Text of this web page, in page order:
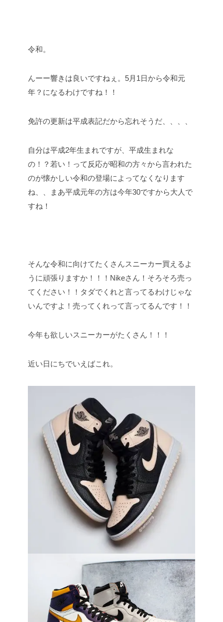
令和。
んーー響きは良いですねぇ。5月1日から令和元
年？になるわけですね！！
免許の更新は平成表記だから忘れそうだ、、、、
自分は平成2年生まれですが、平成生まれな
の！？若い！って反応が昭和の方々から言われた
のが懐かしい令和の登場によってなくなります
ね、、まあ平成元年の方は今年30ですから大人で
すね！
そんな令和に向けてたくさんスニーカー買えるよ
うに頑張りますか！！！Nikeさん！そろそろ売っ
てください！！タダでくれと言ってるわけじゃな
いんですよ！売ってくれって言ってるんです！！
今年も欲しいスニーカーがたくさん！！！
近い日にちでいえばこれ。